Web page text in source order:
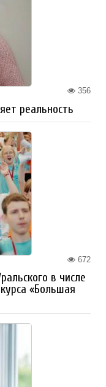
356
реальность
672
в числе
«Большая